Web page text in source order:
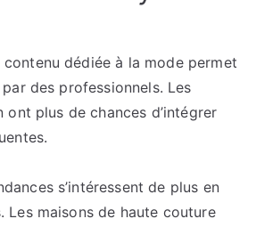
dédiée à la mode permet
des professionnels. Les
ont plus de chances d’intégrer
s’intéressent de plus en
Les maisons de haute couture